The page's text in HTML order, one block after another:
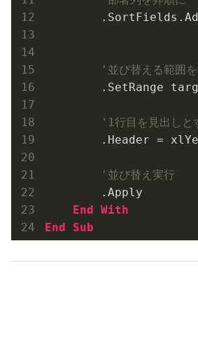
'並び替える範囲
.SetRange
'1行目を見出しと
.Header =
'並び替え実行
        .Apply
End With
End
Sub